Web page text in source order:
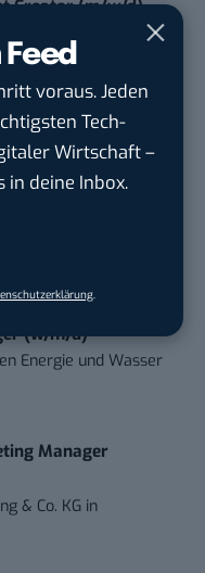
voraus. Jeden
Tech-
Wirtschaft –
in deine Inbox.
.
Creator (m/w/d)
inEschborn
(w/m/d)
Energie und Wasser
Manager
& Co. KG in